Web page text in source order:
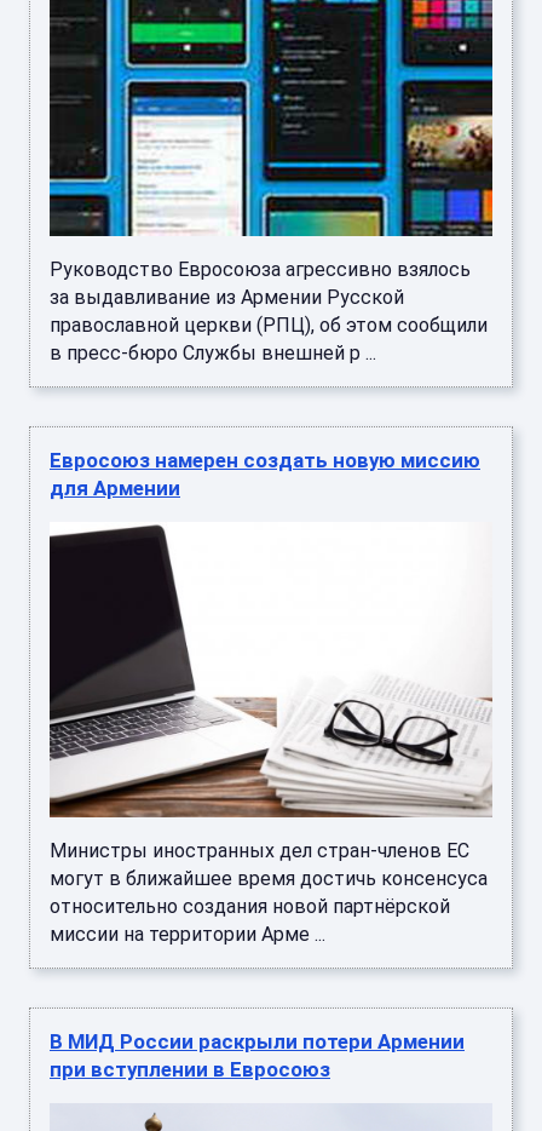
Руководство Евросоюза агрессивно взялось
за выдавливание из Армении Русской
православной церкви (РПЦ), об этом сообщили
в пресс-бюро Службы внешней р ...
Евросоюз намерен создать новую миссию
для Армении
Министры иностранных дел стран-членов ЕС
могут в ближайшее время достичь консенсуса
относительно создания новой партнёрской
миссии на территории Арме ...
В МИД России раскрыли потери Армении
при вступлении в Евросоюз